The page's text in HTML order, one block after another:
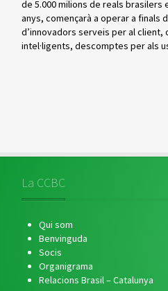
de 5.000 milions de reals brasilers
anys, començarà a operar a finals
d’innovadors serveis per al
intel·ligents, descomptes per als
La CCBC
Qui som
Benvinguda
Socis
Organigrama
Relacions Brasil – Catalunya